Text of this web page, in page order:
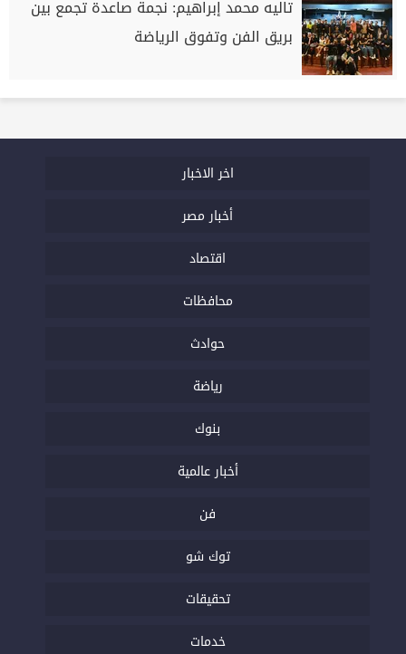
تاليه محمد إبراهيم: نجمة صاعدة تجمع بين
بريق الفن وتفوق الرياضة
اخر الاخبار
أخبار مصر
اقتصاد
محافظات
حوادث
رياضة
بنوك
أخبار عالمية
فن
توك شو
تحقيقات
خدمات